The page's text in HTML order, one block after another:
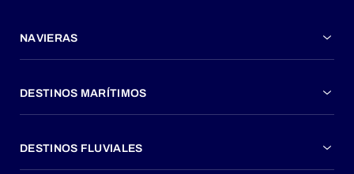
NAVIERAS
DESTINOS MARÍTIMOS
DESTINOS FLUVIALES